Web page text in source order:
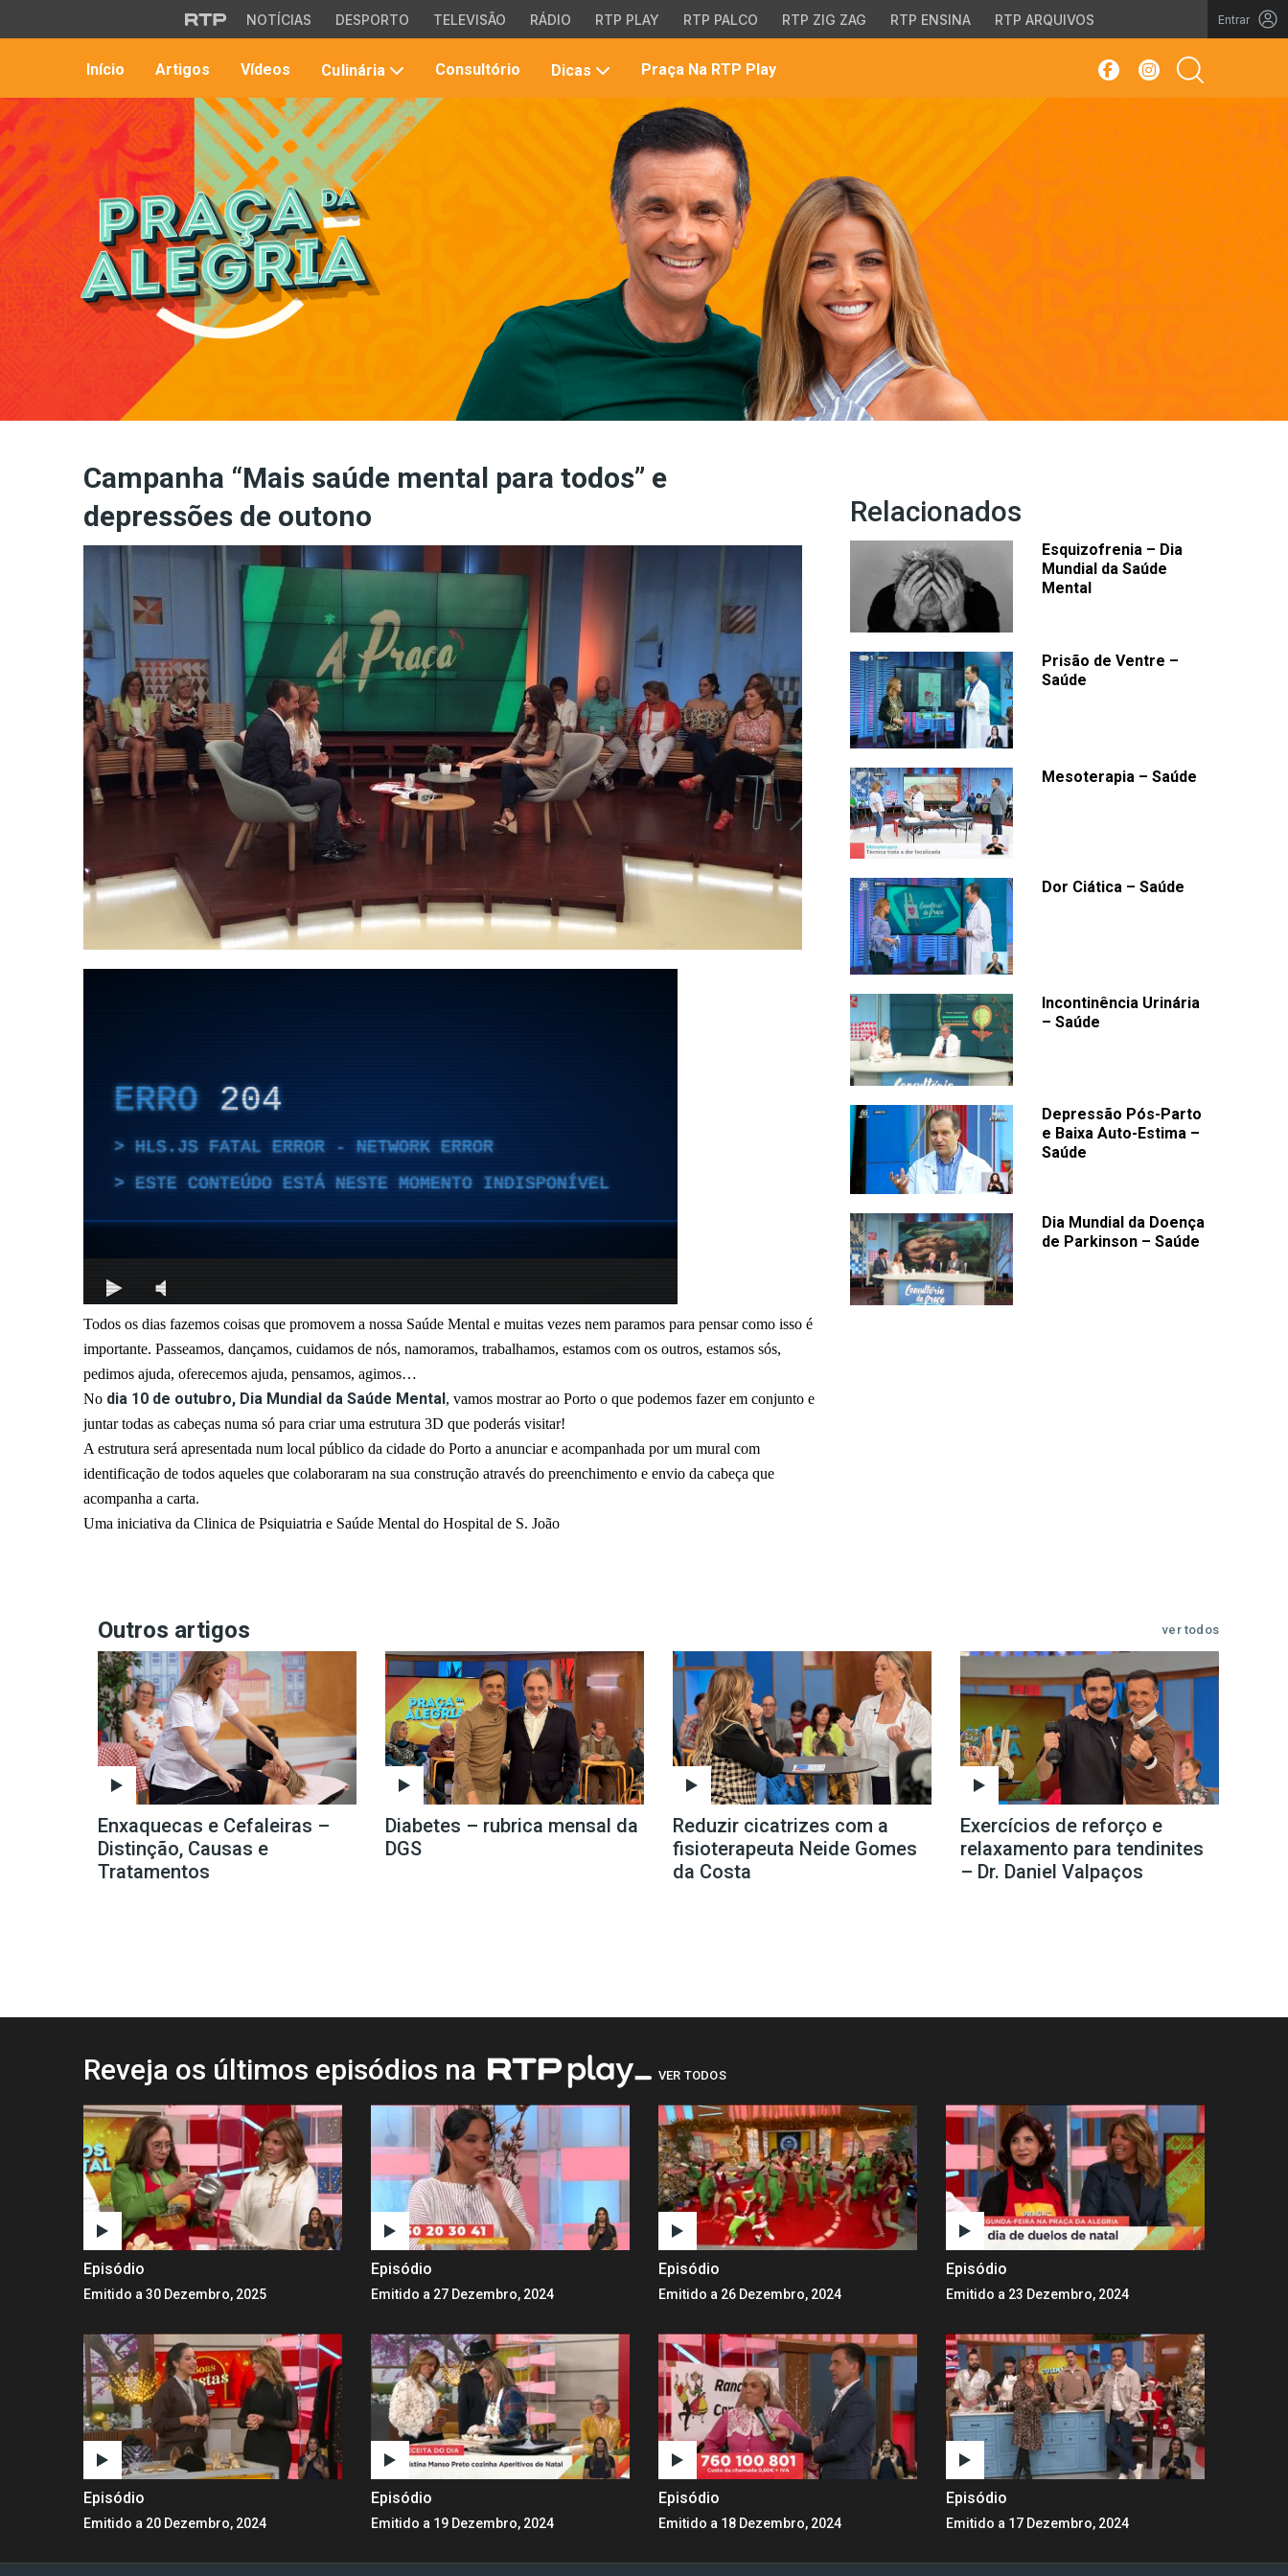
Saltar para o conteúdo principal
NOTÍCIAS DESPORTO TELEVISÃO RÁDIO RTP PLAY RTP PALCO RTP ZIG ZAG RTP ENSINA RTP ARQUIVOS Entrar
Início Artigos Vídeos Culinária Consultório Dicas Praça Na RTP Play
site
Campanha “Mais saúde mental para todos” e
depressões de outono
Todos os dias fazemos coisas que promovem a nossa Saúde Mental e muitas vezes nem paramos para pensar como isso é
importante. Passeamos, dançamos, cuidamos de nós, namoramos, trabalhamos, estamos com os outros, estamos sós,
pedimos ajuda, oferecemos ajuda, pensamos, agimos…
No dia 10 de outubro, Dia Mundial da Saúde Mental , vamos mostrar ao Porto o que podemos fazer em conjunto e
juntar todas as cabeças numa só para criar uma estrutura 3D que poderás visitar!
A estrutura será apresentada num local público da cidade do Porto a anunciar e acompanhada por um mural com
identificação de todos aqueles que colaboraram na sua construção através do preenchimento e envio da cabeça que
acompanha a carta.
Uma iniciativa da Clinica de Psiquiatria e Saúde Mental do Hospital de S. João
Relacionados
Esquizofrenia – Dia
Mundial da Saúde
Mental
Prisão de Ventre –
Saúde
Mesoterapia – Saúde
Dor Ciática – Saúde
Incontinência Urinária
– Saúde
Depressão Pós-Parto
e Baixa Auto-Estima –
Saúde
Dia Mundial da Doença
de Parkinson – Saúde
Outros artigos ver todos
Enxaquecas e Cefaleiras –
Distinção, Causas e
Tratamentos
Diabetes – rubrica mensal da
DGS
Reduzir cicatrizes com a
fisioterapeuta Neide Gomes
da Costa
Exercícios de reforço e
relaxamento para tendinites
– Dr. Daniel Valpaços
Reveja os últimos episódios na VER TODOS
Episódio
Emitido a 30 Dezembro, 2025
Episódio
Emitido a 27 Dezembro, 2024
Episódio
Emitido a 26 Dezembro, 2024
Episódio
Emitido a 23 Dezembro, 2024
Episódio
Emitido a 20 Dezembro, 2024
Episódio
Emitido a 19 Dezembro, 2024
Episódio
Emitido a 18 Dezembro, 2024
Episódio
Emitido a 17 Dezembro, 2024